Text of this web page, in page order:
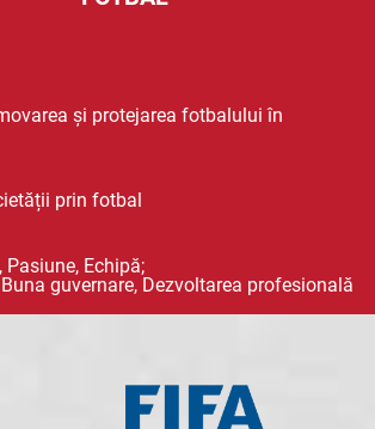
și protejarea fotbalului în
prin fotbal
Echipă;
guvernare, Dezvoltarea profesională